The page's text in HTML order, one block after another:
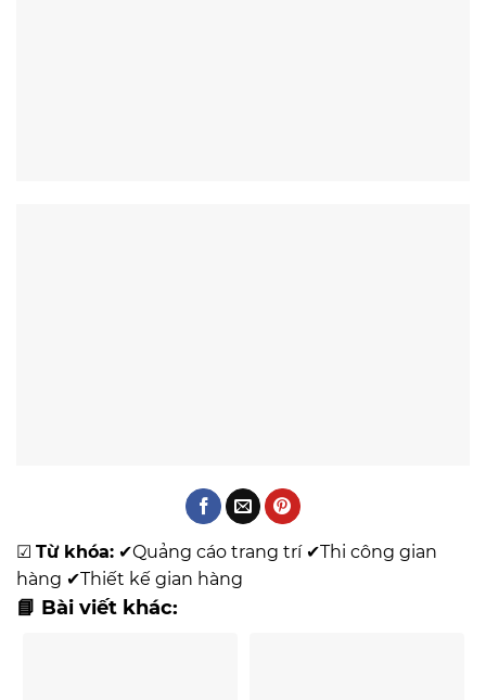
☑ Từ khóa: ✔Quảng cáo trang trí✔Thi công gian
hàng ✔Thiết kế gian hàng
📘 Bài viết khác: